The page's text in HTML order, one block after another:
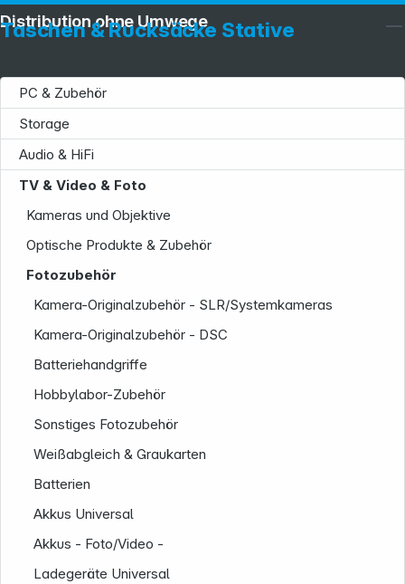
Taschen & Rucksäcke Stative
PC & Zubehör
Storage
Audio & HiFi
TV & Video & Foto
Kameras und Objektive
Optische Produkte & Zubehör
Fotozubehör
Kamera-Originalzubehör - SLR/Systemkameras
Kamera-Originalzubehör - DSC
Batteriehandgriffe
Hobbylabor-Zubehör
Sonstiges Fotozubehör
Weißabgleich & Graukarten
Batterien
Akkus Universal
Akkus - Foto/Video -
Ladegeräte Universal
Distribution ohne Umwege
Service
Informationen